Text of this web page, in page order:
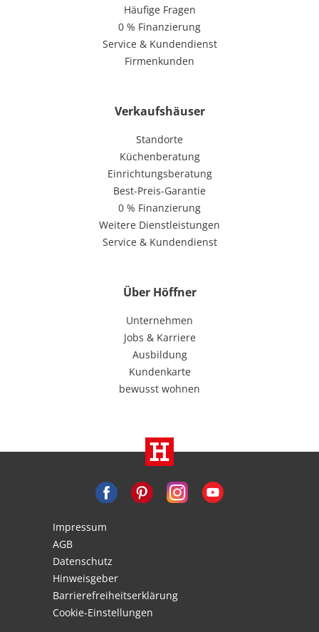
Häufige Fragen
0 % Finanzierung
Service & Kundendienst
Firmenkunden
Verkaufshäuser
Standorte
Küchenberatung
Einrichtungsberatung
Best-Preis-Garantie
0 % Finanzierung
Weitere Dienstleistungen
Service & Kundendienst
Über Höffner
Unternehmen
Jobs & Karriere
Ausbildung
Kundenkarte
bewusst wohnen
Impressum
AGB
Datenschutz
Hinweisgeber
Barrierefreiheitserklärung
Cookie-Einstellungen